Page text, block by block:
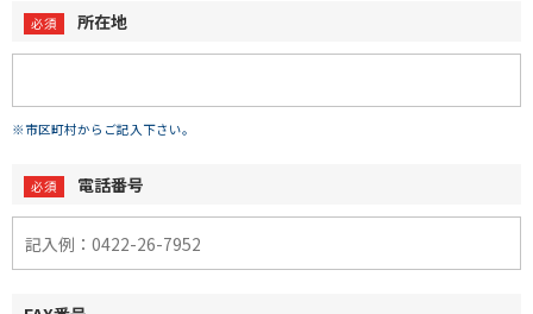
所在地
※市区町村からご記入下さい。
電話番号